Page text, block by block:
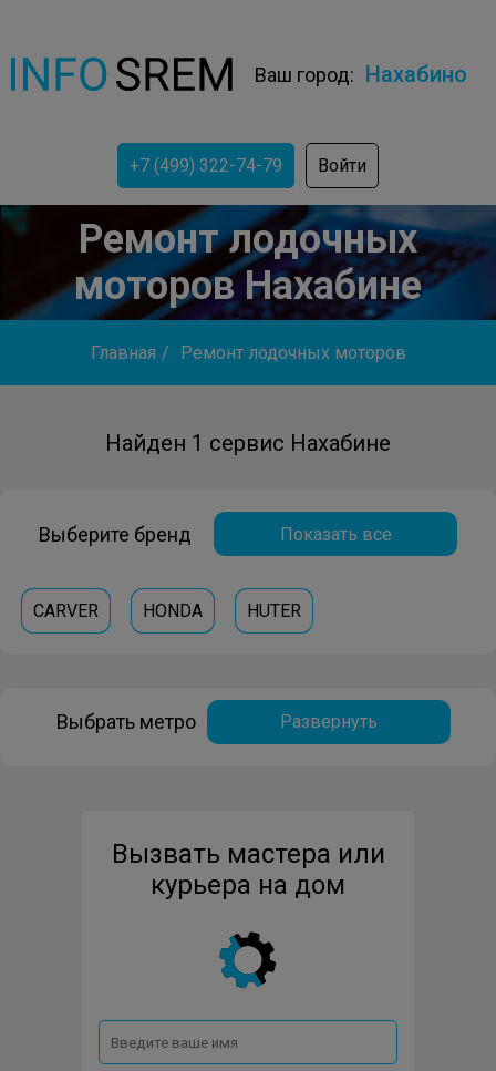
Ваш город: Нахабино
+7 (499) 322-74-79 Войти
Ремонт лодочных
моторов Нахабине
Главная / Ремонт лодочных моторов
Найден 1 сервис Нахабине
Выберите бренд Показать все
CARVER HONDA HUTER
Выбрать метро Развернуть
Вызвать мастера или
курьера на дом